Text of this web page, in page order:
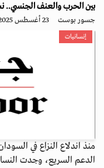
بين الحرب والعنف الجنسي..
جسور بوست 23 أغسطس 2025 - 22:04
إنسانيات
الدعم السريع، وجدت